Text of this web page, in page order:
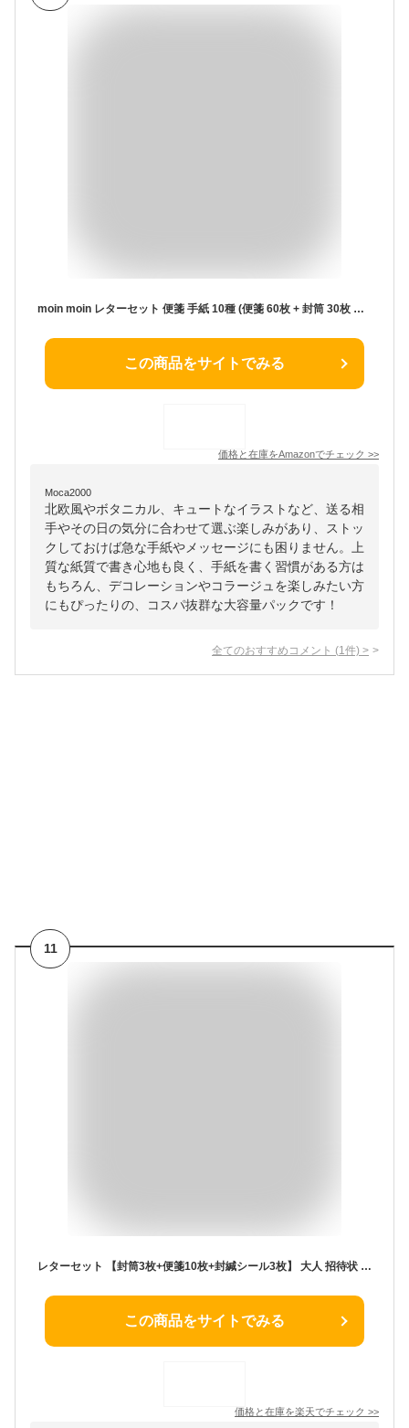
moin moin レターセット 便箋 手紙 10種 (便箋 60枚 + 封筒 30枚 セット) アソート 大量 大容量 徳用/ライン 柄 動物 アニマル カラフル 鳥 テディベア 馬 いるか 蝶 ピンク グレー 花束 花 フラワー 花柄 フラミンゴ ハイビスカス きつね 総柄 グリーン 赤 ストライプ ハイピングイエロー ブルー ピンク 2506ltrs60
この商品をサイトでみる
価格と在庫をAmazonでチェック >>
Moca2000
北欧風やボタニカル、キュートなイラストなど、送る相
手やその日の気分に合わせて選ぶ楽しみがあり、ストッ
クしておけば急な手紙やメッセージにも困りません。上
質な紙質で書き心地も良く、手紙を書く習慣がある方は
もちろん、デコレーションやコラージュを楽しみたい方
にもぴったりの、コスパ抜群な大容量パックです！
全てのおすすめコメント (1 件) >
11
レターセット 【封筒3枚+便箋10枚+封緘シール3枚】 大人 招待状 プロポーズ ラブレター 両親への手紙 感謝状 お礼状 メッセージカード レターセット 結婚式 フォーマル レトロ アンティーク 誕生日 記念日
この商品をサイトでみる
価格と在庫を楽天でチェック >>